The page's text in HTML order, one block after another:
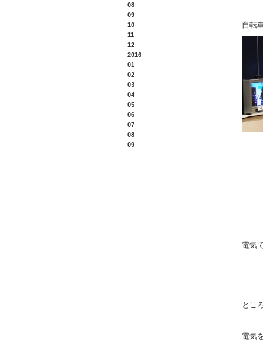
自転
電気
とこ
電気
08
09
10
11
12
2016
01
02
03
04
05
06
07
08
09